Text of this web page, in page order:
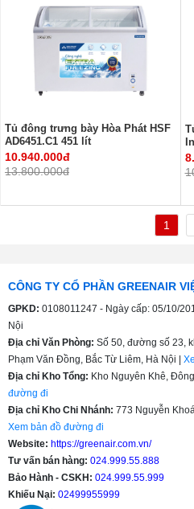
Tủ đông trưng bày Hòa Phát HSF
AD6451.C1 451 lít
10.940.000đ
13.800.000đ
1
CÔNG TY CỔ PHẦN GREENAIR
GPKD: 0108011247 - Ngày cấp: 05/10/
Nội
Địa chỉ Văn Phòng: Số 50, đường số 23,
Phạm Văn Đồng, Bắc Từ Liêm, Hà Nội |
Địa chỉ Kho Tổng: Kho Nguyên Khê,
đường đi
Địa chỉ Kho Chi Nhánh: 773 Nguyễn
Xem bản đồ đường đi
Website: https://greenair.com.vn/
Tư vấn bán hàng: 024.999.55.888
Bảo Hành - CSKH: 024.999.55.999
Khiếu Nại: 02499955999